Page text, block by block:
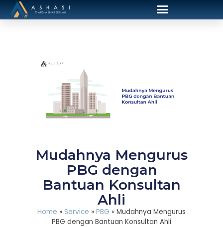
Mudahnya Mengurus
PBG dengan
Bantuan Konsultan
Ahli
Home » Service » PBG » Mudahnya Mengurus
PBG dengan Bantuan Konsultan Ahli